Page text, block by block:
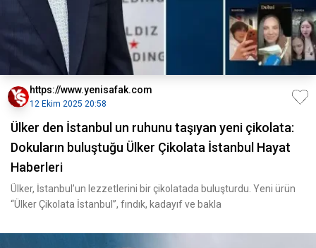
https://www.yenisafak.com
12 Ekim 2025 20:58
Ülker den İstanbul un ruhunu taşıyan yeni çikolata:
Dokuların buluştuğu Ülker Çikolata İstanbul Hayat
Haberleri
Ülker, İstanbul’un lezzetlerini bir çikolatada buluşturdu. Yeni ürün
“Ülker Çikolata İstanbul”, fındık, kadayıf ve bakla